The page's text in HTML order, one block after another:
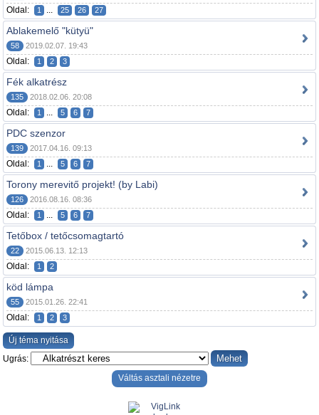
Oldal: 1 ... 25 26 27
Ablakemelő "kütyü"
58 2019.02.07. 19:43
Oldal: 1 2 3
Fék alkatrész
135 2018.02.06. 20:08
Oldal: 1 ... 5 6 7
PDC szenzor
139 2017.04.16. 09:13
Oldal: 1 ... 5 6 7
Torony merevitő projekt! (by Labi)
126 2016.08.16. 08:36
Oldal: 1 ... 5 6 7
Tetőbox / tetőcsomagtartó
22 2015.06.13. 12:13
Oldal: 1 2
köd lámpa
55 2015.01.26. 22:41
Oldal: 1 2 3
Új téma nyitása
Ugrás:
Váltás asztali nézetre